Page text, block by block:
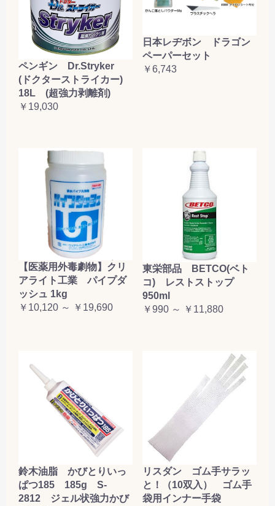
ペンギン Dr.Stryker
(ドクターストライカー)
18L (超強力剥離剤)
￥19,030
日本レヂボン ドラゴン
ペーパーセット
￥6,743
【医薬用外毒劇物】クリ
アライト工業 パイプダ
ッシュ 1kg
￥10,120 ～ ￥19,690
東栄部品 BETCO(ベト
コ) レストストップ
950ml
￥990 ～ ￥11,880
鈴木油脂 かびとりいっ
ぱつ185 185g S-
2812 ジェル状強力かび
リスダン ゴム手サラッ
と！（10双入） ゴム手
袋用インナー手袋